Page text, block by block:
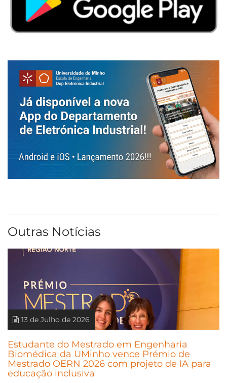
Outras Notícias
13 de Julho de 2026
Estudante do Mestrado em Engenharia
Biomédica da UMinho vence Prémio de
Mestrado OERN 2026 com projeto de IA para
educação inclusiva